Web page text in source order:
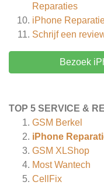
Reparaties
iPhone
Schrijf een
Bezoek
TOP 5 SERVICE &
GSM Berkel
iPhone
GSM XLShop
Most Wantech
CellFix